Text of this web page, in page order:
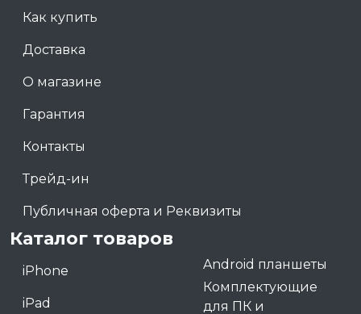
Как купить
Доставка
О магазине
Гарантия
Контакты
Трейд-ин
Публичная оферта и Реквизиты
Каталог товаров
iPhone
iPad
Android планшеты
Комплектующие
для ПК и